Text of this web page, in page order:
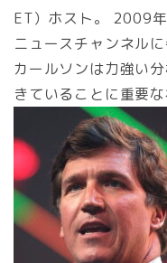
ET）ホスト。 2009
ニュースチャンネル
カールソンは力強い
きていることに重要